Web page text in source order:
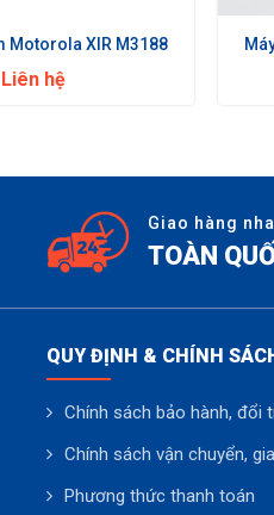
Motorola XIR M3188
Liên hệ
Giao hàng
TOÀN
QUY ĐỊNH & CHÍNH
Chính sách bảo hành, đổi
Chính sách vận chuyển,
Phương thức thanh toán